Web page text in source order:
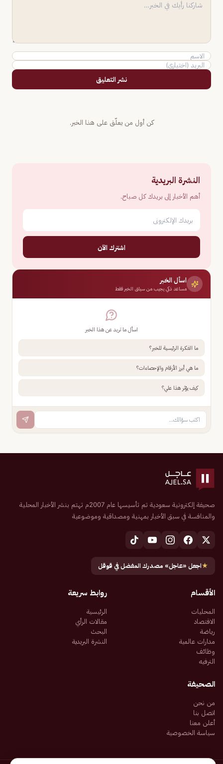
نشر التعليق
كن أول من يعلّق على هذا الخبر.
النشرة البريدية
أهم الأخبار إلى بريدك كل صباح.
اشترك الآن
اسأل الخبر
مساعد ذكي يجيب من سياق الخبر فقط
اسأل ما تريد عن هذا الخبر
ما الفكرة الرئيسية للخبر؟
ما هي أبرز الأرقام والإحصاءات؟
كيف يؤثر هذا علي؟
صحيفة إلكترونية سعودية تم تأسيسها عام 2007م تهتم بنشر الأخبار المحلية
والمنافسة في سبق الأخبار بمهنية ومصداقية وموضوعية
★اجعل «عاجل» مصدرك المفضل في قوقل
الأقسام
المحليات
الاقتصاد
رياضة
مدارات عالمية
وظائف
الترفيه
روابط سريعة
الرئيسية
مقالات الرأي
البحث
النشرة البريدية
الصحيفة
من نحن
اتصل بنا
أعلن معنا
سياسة الخصوصية